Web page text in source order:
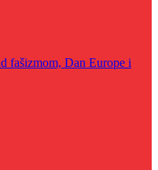
fašizmom, Dan Europe i